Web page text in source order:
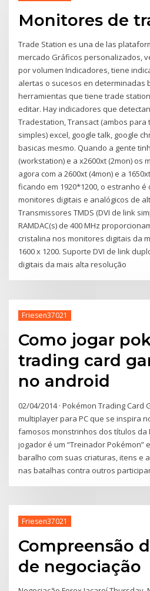
Monitores de
Trade Station es una de las
mercado Gráficos personalizados,
por volumen Indicadores, tiene
alertas o sucesos en determinadas
herramientas que tiene trade
editar. Hay indicadores que
Tradestation, Transact (ambos para
simples) excel, google talk, google
basicas mesmo. Quando a gente
(workstation) e a x2600xt (2mon) os
agora com a 2600xt (4mon) e a
ficando em 1920*1200, o estranho
monitores digitais e analógicos de
Transmissores TMDS (DVI de link
RAMDAC(s) de 400 MHz
cristalina nos monitores digitais da
1600 x 1200. Suporte DVI de link
digitais da mais alta resolução
Friesen37021
Como jogar
trading card
no android
02/04/2014 · Pokémon Trading Card
multiplayer para PC que se inspira
famosos monstrinhos dos títulos da
jogador é um “Treinador Pokémon”
baralho com suas criaturas, itens e
nas batalhas contra outros
Friesen37021
Compreensão
de negociação